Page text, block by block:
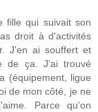
fille qui suivait son
droit à d'activités
J'en ai souffert et
de ça. J'ai trouvé
(équipement, ligue
de mon côté, je ne
Parce qu'on